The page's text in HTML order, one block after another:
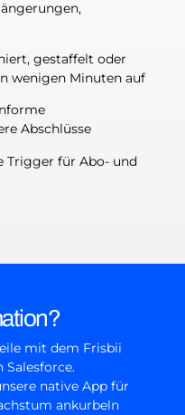
gestaffelt oder
wenigen Minuten auf
Abschlüsse
Trigger für Abo- und
mit dem Frisbii
native App für
ankurbeln